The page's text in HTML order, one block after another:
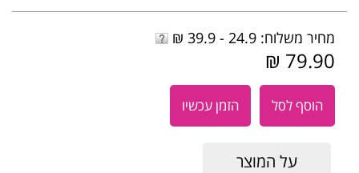
מחיר משלוח: 24.9 - 39.9 ₪
79.90 ₪
הוסף לסל הזמן עכשיו
על המוצר